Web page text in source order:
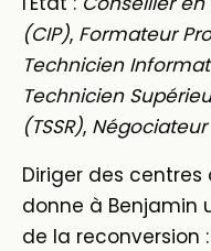
(CIP), Formateur
Technicien
Technicien
(TSSR),
Diriger des
donne à Benjamin
de la reconversion